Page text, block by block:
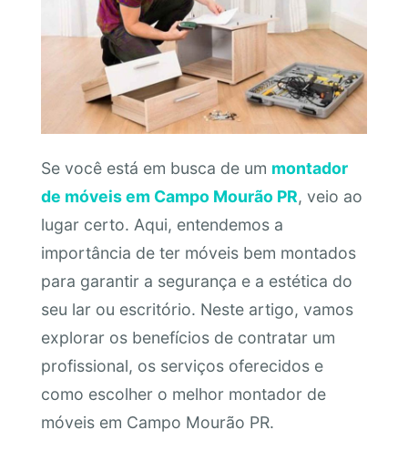
Se você está em busca de um montador
de móveis em Campo Mourão PR, veio ao
lugar certo. Aqui, entendemos a
importância de ter móveis bem montados
para garantir a segurança e a estética do
seu lar ou escritório. Neste artigo, vamos
explorar os benefícios de contratar um
profissional, os serviços oferecidos e
como escolher o melhor montador de
móveis em Campo Mourão PR.